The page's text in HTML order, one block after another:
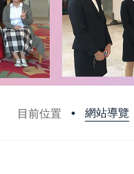
目前位置 網站導覽